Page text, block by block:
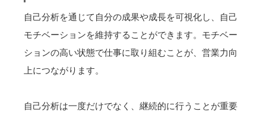
自己分析を通じて自分の成果や成長を可視化し、自己
モチベーションを維持することができます。モチベー
ションの高い状態で仕事に取り組むことが、営業力向
上につながります。
自己分析は一度だけでなく、継続的に行うことが重要